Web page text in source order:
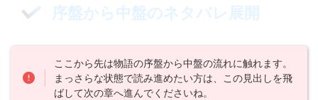
序盤から中盤のネタバレ展開
ここから先は物語の序盤から中盤の流れに触れます。
まっさらな状態で読み進めたい方は、この見出しを飛
ばして次の章へ進んでくださいね。